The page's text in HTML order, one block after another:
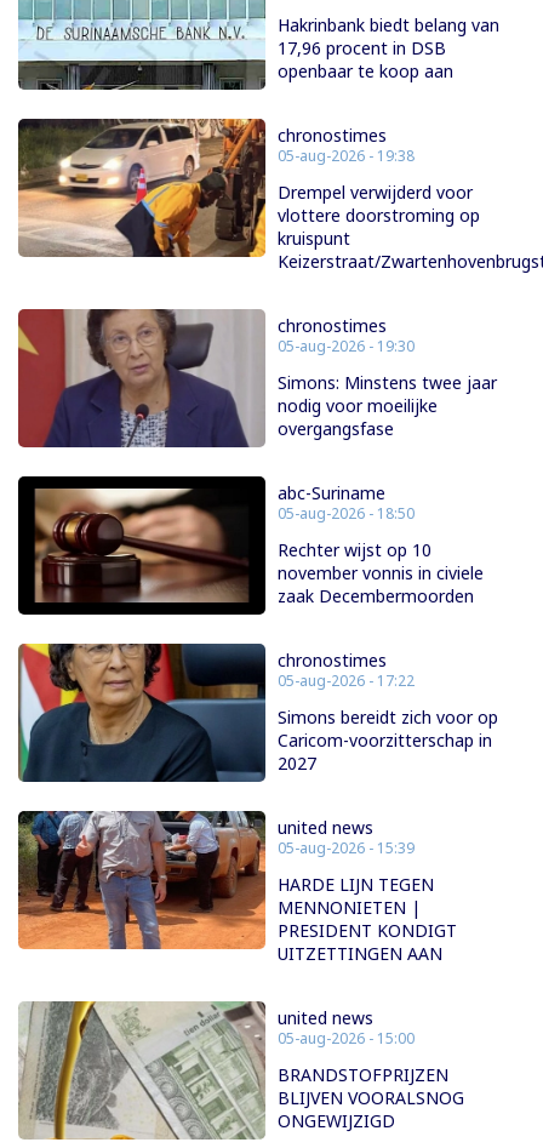
Hakrinbank biedt belang van
17,96 procent in DSB
openbaar te koop aan
chronostimes
05-aug-2026 - 19:38
Drempel verwijderd voor
vlottere doorstroming op
kruispunt
Keizerstraat/
chronostimes
05-aug-2026 - 19:30
Simons: Minstens twee jaar
nodig voor moeilijke
overgangsfase
abc-Suriname
05-aug-2026 - 18:50
Rechter wijst op 10
november vonnis in civiele
zaak Decembermoorden
chronostimes
05-aug-2026 - 17:22
Simons bereidt zich voor op
Caricom-voorzitterschap in
2027
united news
05-aug-2026 - 15:39
HARDE LIJN TEGEN
MENNONIETEN |
PRESIDENT KONDIGT
UITZETTINGEN AAN
united news
05-aug-2026 - 15:00
BRANDSTOFPRIJZEN
BLIJVEN VOORALSNOG
ONGEWIJZIGD